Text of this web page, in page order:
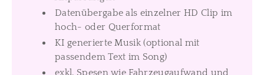
Datenübergabe als einzelner HD Clip im
hoch- oder Querformat
KI generierte Musik (optional mit
passendem Text im Song)
exkl. Spesen wie Fahrzeugaufwand und